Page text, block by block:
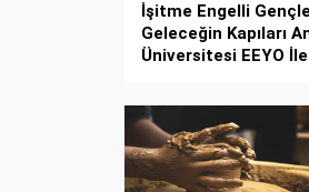
İşitme Engelli
Geleceğin Kapıları
Üniversitesi EEYO İle